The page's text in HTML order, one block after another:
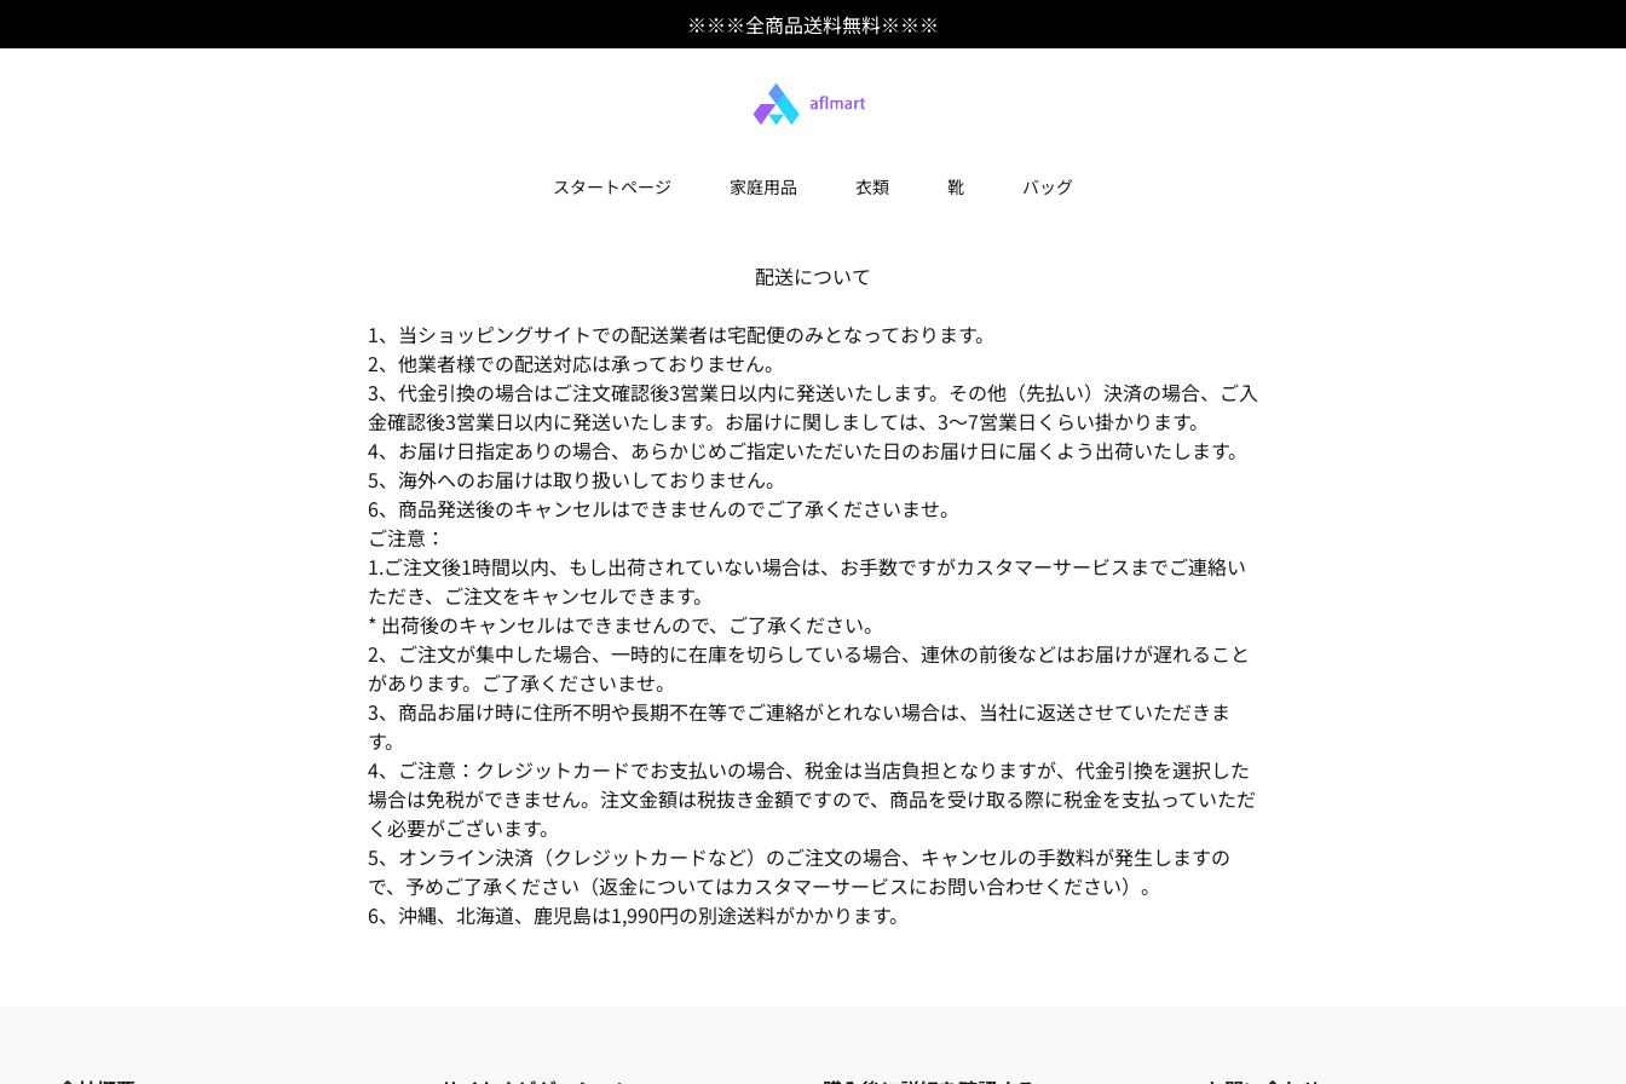
※※※全商品送料無料※※※
スタートページ 家庭用品 衣類 靴 バッグ
配送について
1、当ショッピングサイトでの配送業者は宅配便のみとなっております。
2、他業者様での配送対応は承っておりません。
3、代金引換の場合はご注文確認後3営業日以内に発送いたします。その他（先払い）決済の場合、ご入
金確認後3営業日以内に発送いたします。お届けに関しましては、3～7営業日くらい掛かります。
4、お届け日指定ありの場合、あらかじめご指定いただいた日のお届け日に届くよう出荷いたします。
5、海外へのお届けは取り扱いしておりません。
6、商品発送後のキャンセルはできませんのでご了承くださいませ。
ご注意：
1.ご注文後1時間以内、もし出荷されていない場合は、お手数ですがカスタマーサービスまでご連絡い
ただき、ご注文をキャンセルできます。
* 出荷後のキャンセルはできませんので、ご了承ください。
2、ご注文が集中した場合、一時的に在庫を切らしている場合、連休の前後などはお届けが遅れること
があります。ご了承くださいませ。
3、商品お届け時に住所不明や長期不在等でご連絡がとれない場合は、当社に返送させていただきま
す。
4、ご注意：クレジットカードでお支払いの場合、税金は当店負担となりますが、代金引換を選択した
場合は免税ができません。注文金額は税抜き金額ですので、商品を受け取る際に税金を支払っていただ
く必要がございます。
5、オンライン決済（クレジットカードなど）のご注文の場合、キャンセルの手数料が発生しますの
で、予めご了承ください（返金についてはカスタマーサービスにお問い合わせください）。
6、沖縄、北海道、鹿児島は1,990円の別途送料がかかります。